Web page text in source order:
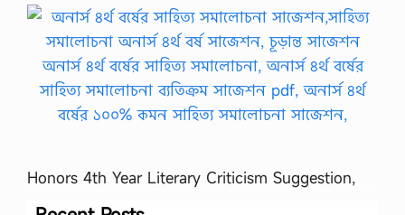
Honors 4th Year Literary Criticism Suggestion,